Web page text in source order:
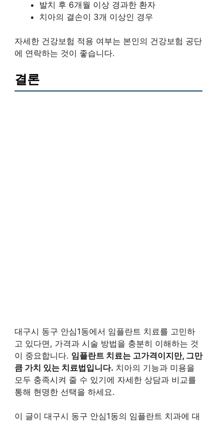
발치 후 6개월 이상 경과한 환자
치아의 결손이 3개 이상인 경우
자세한 건강보험 적용 여부는 본인의 건강보험 공단
에 연락하는 것이 좋습니다.
결론
대구시 동구 안심1동에서 임플란트 치료를 고민하
고 있다면, 가격과 시술 방법을 충분히 이해하는 것
이 중요합니다. 임플란트 치료는 고가격이지만, 그만
큼 가치 있는 치료법입니다. 치아의 기능과 미용을
모두 충족시켜 줄 수 있기에 자세한 상담과 비교를
통해 현명한 선택을 하세요.
이 글이 대구시 동구 안심1동의 임플란트 치과에 대